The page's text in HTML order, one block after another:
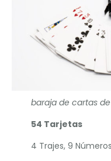
baraja de cartas
54 Tarjetas
4 Trajes, 9